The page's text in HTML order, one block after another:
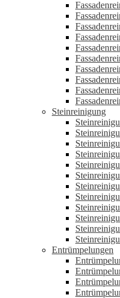
Steinreinigung
Entrümpelungen